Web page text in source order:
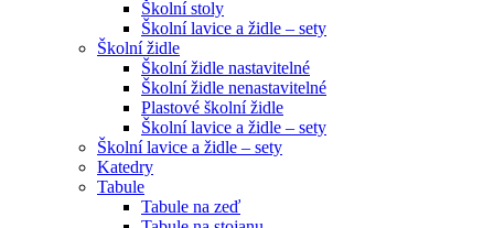
Školní stoly
Školní lavice a židle – sety
Školní židle
Školní židle nastavitelné
Školní židle nenastavitelné
Plastové školní židle
Školní lavice a židle – sety
Školní lavice a židle – sety
Katedry
Tabule
Tabule na zeď